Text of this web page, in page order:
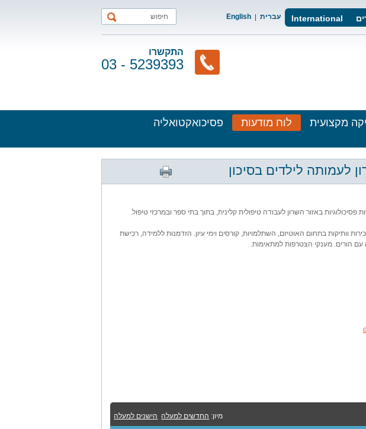
International עברית English
התקשרו
03 - 5239393
מקצועית לוח מודעות
פסיכואקטואליה
לעמותה לילדים בסיכון
באזור השרון לעבודה טיפולית קלינית, בתוך בתי ספר ובמרכזי טיפול.
וותיקות בתחום האוטיזם, השתלמויות, קורסים וימי עיון. הזדמנות ללמידה, רכישת
עם הורים. מענקי הצטרפות למתאימות.
מיון: החדשים למעלה הישנים למעלה